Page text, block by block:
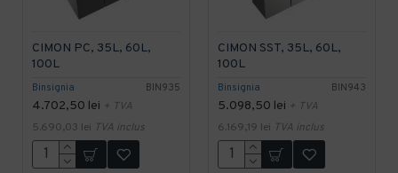
Binsignia BIN935
CIMON PC, 35L, 60L,
100L
4.702,50 lei + TVA
5.690,03 lei TVA inclus
Binsignia BIN943
CIMON SST, 35L, 60L,
100L
5.098,50 lei + TVA
6.169,19 lei TVA inclus